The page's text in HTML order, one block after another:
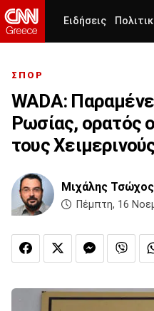
Ειδήσεις
ΣΠΟΡ
WADA:
Ρωσίας, ορατός
τους
Μιχάλης Τσώχος
Πέμπτη, 16